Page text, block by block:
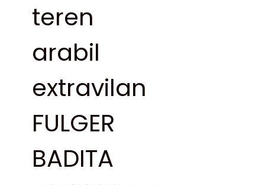
teren
arabil
extravilan
FULGER
BADITA